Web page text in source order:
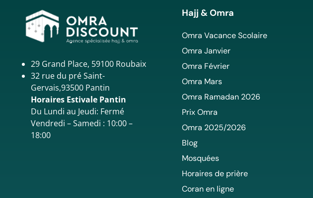
29 Grand Place, 59100 Roubaix
32 rue du pré Saint-
Gervais,93500 Pantin
Horaires Estivale Pantin
Du Lundi au Jeudi: Fermé
Vendredi – Samedi : 10:00 –
18:00
Hajj & Omra
Omra Vacance Scolaire
Omra Janvier
Omra Février
Omra Mars
Omra Ramadan 2026
Prix Omra
Omra 2025/2026
Blog
Mosquées
Horaires de prière
Coran en ligne